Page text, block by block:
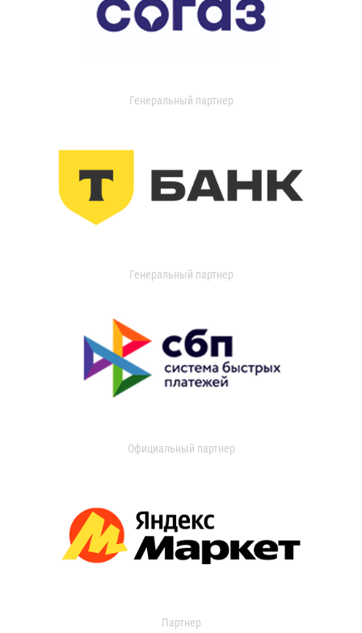
Генеральный партнер
Генеральный партнер
Официальный партнер
Партнер